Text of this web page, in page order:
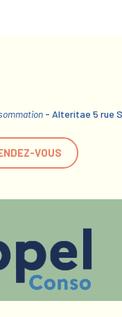
- Alteritae 5 rue
VOUS